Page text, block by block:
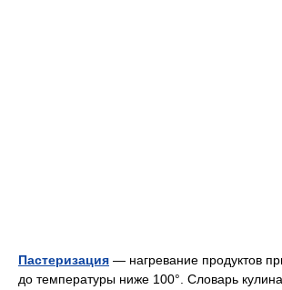
Пастеризация — нагревание продуктов
до температуры ниже 100°. Словарь